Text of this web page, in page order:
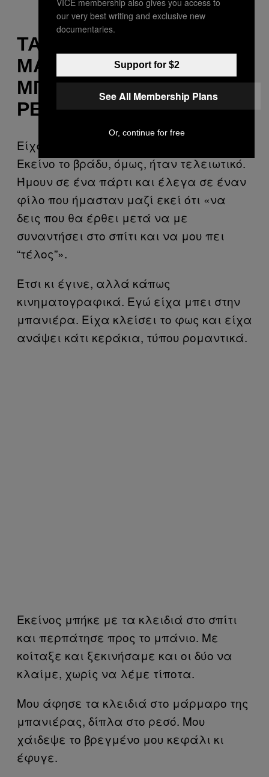
ΤΑ ΚΛΕΙΔΙΆ ΣΤΟ
ΜΆΡΜΑΡΟ ΤΗΣ
ΜΠΑΝΙΈΡΑΣ, ΔΊΠΛΑ ΣΤΟ
ΡΕΣΌ
Είχαμε χωρίσει ήδη κάνα δυο φορές.
Εκείνο το βράδυ, όμως, ήταν τελειωτικό.
Ήμουν σε ένα πάρτι και έλεγα σε έναν
φίλο που ήμασταν μαζί εκεί ότι «να
δεις που θα έρθει μετά να με
συναντήσει στο σπίτι και να μου πει
“τέλος”».
Έτσι κι έγινε, αλλά κάπως
κινηματογραφικά. Εγώ είχα μπει στην
μπανιέρα. Είχα κλείσει το φως και είχα
ανάψει κάτι κεράκια, τύπου ρομαντικά.
Εκείνος μπήκε με τα κλειδιά στο σπίτι
και περπάτησε προς το μπάνιο. Με
κοίταξε και ξεκινήσαμε και οι δύο να
κλαίμε, χωρίς να λέμε τίποτα.
Μου άφησε τα κλειδιά στο μάρμαρο της
μπανιέρας, δίπλα στο ρεσό. Μου
χάιδεψε το βρεγμένο μου κεφάλι κι
έφυγε.
our very best writing and exclusive new
documentaries.
Support for $2
See All Membership Plans
Or, continue for free